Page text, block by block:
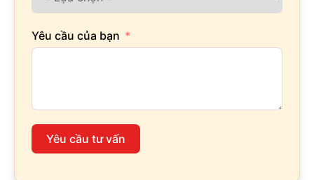
Yêu cầu của bạn
Yêu cầu tư vấn